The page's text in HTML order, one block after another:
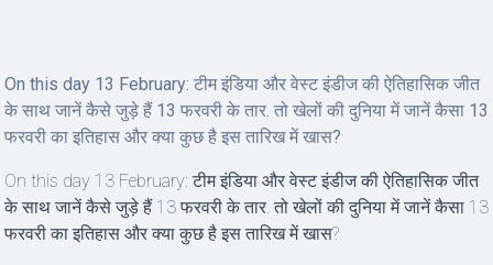
On this day 13 February: टीम इंडिया और वेस्ट इंडीज की ऐतिहासिक जीत
के साथ जानें कैसे जुड़े हैं 13 फरवरी के तार. तो खेलों की दुनिया में जानें कैसा 13
फरवरी का इतिहास और क्या कुछ है इस तारिख में खास?
On this day 13 February: टीम इंडिया और वेस्ट इंडीज की ऐतिहासिक जीत
के साथ जानें कैसे जुड़े हैं 13 फरवरी के तार. तो खेलों की दुनिया में जानें कैसा 13
फरवरी का इतिहास और क्या कुछ है इस तारिख में खास?